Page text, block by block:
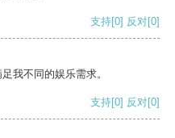
支持[0] 反对[0]
我不同的娱乐需求。
支持[0] 反对[0]